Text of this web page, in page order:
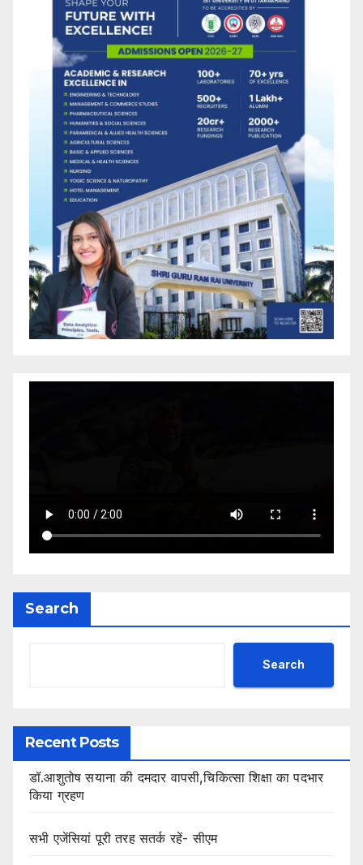
Search
Search
Recent Posts
डॉ.आशुतोष सयाना की दमदार वापसी,चिकित्सा शिक्षा का पदभार
किया ग्रहण
सभी एजेंसियां पूरी तरह सतर्क रहें- सीएम